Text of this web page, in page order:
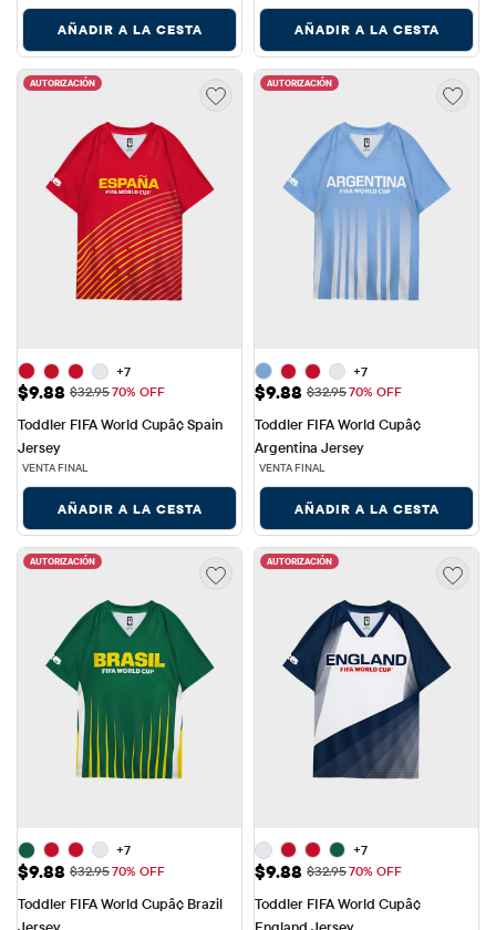
AÑADIR A LA CESTA AÑADIR A LA CESTA
AUTORIZACIÓN
+7
Precio de venta: $9.88
$9.88 Precio original: $32.95
$32.9570% OFF
Toddler FIFA World Cupâ¢ Spain
Jersey
VENTA FINAL
AÑADIR A LA CESTA
AUTORIZACIÓN
+7
Precio de venta: $9.88
$9.88 Precio original: $32.95
$32.9570% OFF
Toddler FIFA World Cupâ¢
Argentina Jersey
VENTA FINAL
AÑADIR A LA CESTA
AUTORIZACIÓN
+7
Precio de venta: $9.88
$9.88 Precio original: $32.95
$32.9570% OFF
Toddler FIFA World Cupâ¢ Brazil
AUTORIZACIÓN
+7
Precio de venta: $9.88
$9.88 Precio original: $32.95
$32.9570% OFF
Toddler FIFA World Cupâ¢